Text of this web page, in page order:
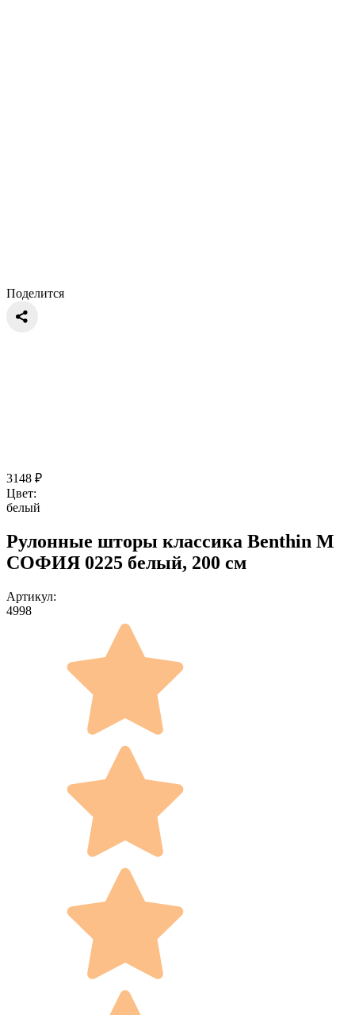
Поделится
3148 ₽
Цвет:
белый
Рулонные шторы классика Benthin M
СОФИЯ 0225 белый, 200 см
Артикул:
4998